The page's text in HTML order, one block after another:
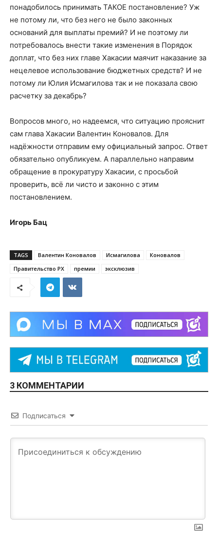
понадобилось принимать ТАКОЕ постановление? Уж
не потому ли, что без него не было законных
оснований для выплаты премий? И не поэтому ли
потребовалось внести такие изменения в Порядок
доплат, что без них главе Хакасии маячит наказание за
нецелевое использование бюджетных средств? И не
потому ли Юлия Исмагилова так и не показала свою
расчетку за декабрь?
Вопросов много, но надеемся, что ситуацию прояснит
сам глава Хакасии Валентин Коновалов. Для
надёжности отправим ему официальный запрос. Ответ
обязательно опубликуем. А параллельно направим
обращение в прокуратуру Хакасии, с просьбой
проверить, всё ли чисто и законно с этим
постановлением.
Игорь Бац
TAGS Валентин Коновалов Исмагилова
Коновалов
Правительство РХ
премии эксклюзив
3 КОММЕНТАРИИ
Подписаться